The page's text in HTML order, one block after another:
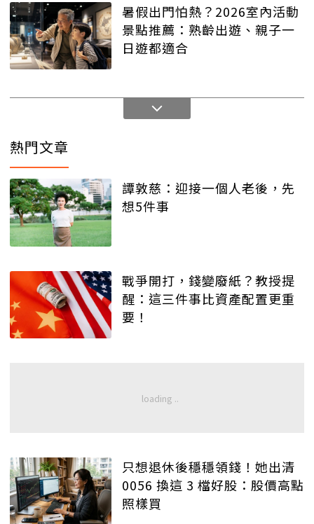
暑假出門怕熱？2026室內活動
景點推薦：熟齡出遊、親子一
日遊都適合
熱門文章
譚敦慈：迎接一個人老後，先
想5件事
戰爭開打，錢變廢紙？教授提
醒：這三件事比資產配置更重
要！
只想退休後穩穩領錢！她出清
0056 換這 3 檔好股：股價高點
照樣買